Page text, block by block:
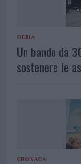
OLBIA
Un bando da
sostenere le
CRONACA